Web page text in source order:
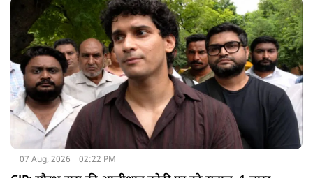
देश के सामने साफ हो रही है. और जब हारते हैं, तो रोना रोते हैं."
07 Aug, 2026 02:22 PM